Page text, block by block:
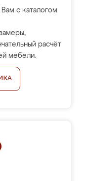
с каталогом
расчёт
мебели.